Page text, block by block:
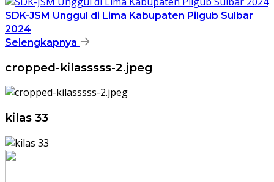
SDK-JSM Unggul di Lima Kabupaten Pilgub Sulbar
2024
Selengkapnya
cropped-kilasssss-2.jpeg
kilas 33